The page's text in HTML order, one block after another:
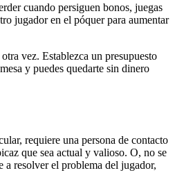
cuando persiguen bonos, juegas
jugador en el póquer para aumentar
vez. Establezca un presupuesto
y puedes quedarte sin dinero
requiere una persona de contacto
que sea actual y valioso. O, no se
a resolver el problema del jugador,